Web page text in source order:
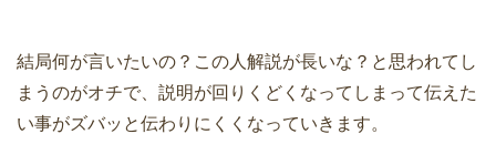
結局何が言いたいの？この人解説が長いな？と思われてし
まうのがオチで、説明が回りくどくなってしまって伝えた
い事がズバッと伝わりにくくなっていきます。